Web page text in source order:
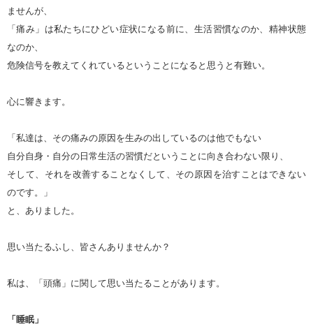
ませんが、
「痛み」は私たちにひどい症状になる前に、生活習慣なのか、精神状態
なのか、
危険信号を教えてくれているということになると思うと有難い。
心に響きます。
「私達は、その痛みの原因を生みの出しているのは他でもない
自分自身・自分の日常生活の習慣だということに向き合わない限り、
そして、それを改善することなくして、その原因を治すことはできない
のです。」
と、ありました。
思い当たるふし、皆さんありませんか？
私は、「頭痛」に関して思い当たることがあります。
「睡眠」